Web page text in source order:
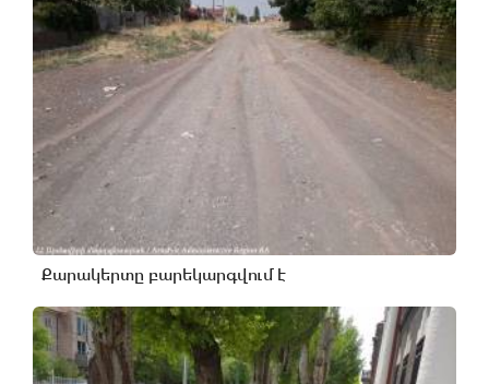
Քարակերտը բարեկարգվում է